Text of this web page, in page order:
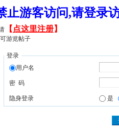
止游客访问,请登
【 点这里注册】
游览帖子
登录
用户名
密 码
隐身登录 是